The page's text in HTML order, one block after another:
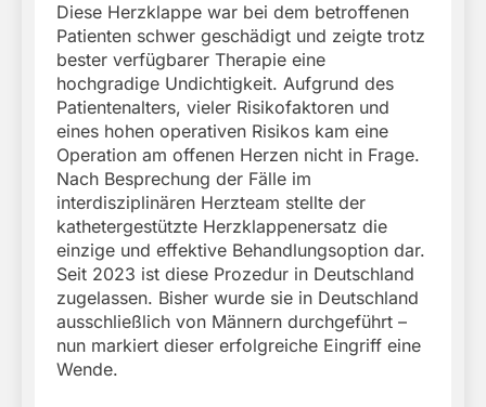
Diese Herzklappe war bei dem betroffenen
Patienten schwer geschädigt und zeigte trotz
bester verfügbarer Therapie eine
hochgradige Undichtigkeit. Aufgrund des
Patientenalters, vieler Risikofaktoren und
eines hohen operativen Risikos kam eine
Operation am offenen Herzen nicht in Frage.
Nach Besprechung der Fälle im
interdisziplinären Herzteam stellte der
kathetergestützte Herzklappenersatz die
einzige und effektive Behandlungsoption dar.
Seit 2023 ist diese Prozedur in Deutschland
zugelassen. Bisher wurde sie in Deutschland
ausschließlich von Männern durchgeführt –
nun markiert dieser erfolgreiche Eingriff eine
Wende.